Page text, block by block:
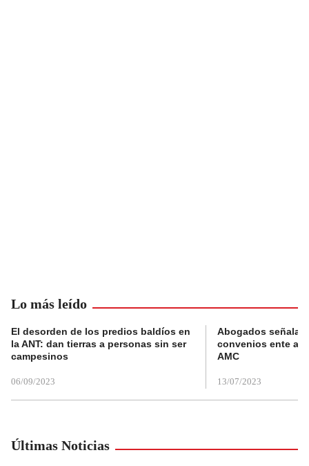
Lo más leído
El desorden de los predios baldíos en
la ANT: dan tierras a personas sin ser
campesinos
06/09/2023
Abogados
convenios ente
AMC
13/07/2023
Últimas Noticias